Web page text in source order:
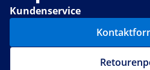
Kundenservice